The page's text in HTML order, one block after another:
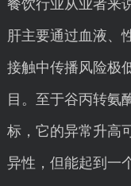
餐饮行业从业者来
肝主要通过血液、
接触中传播风险极
目。至于谷丙转氨
标，它的异常升高
异性，但能起到一